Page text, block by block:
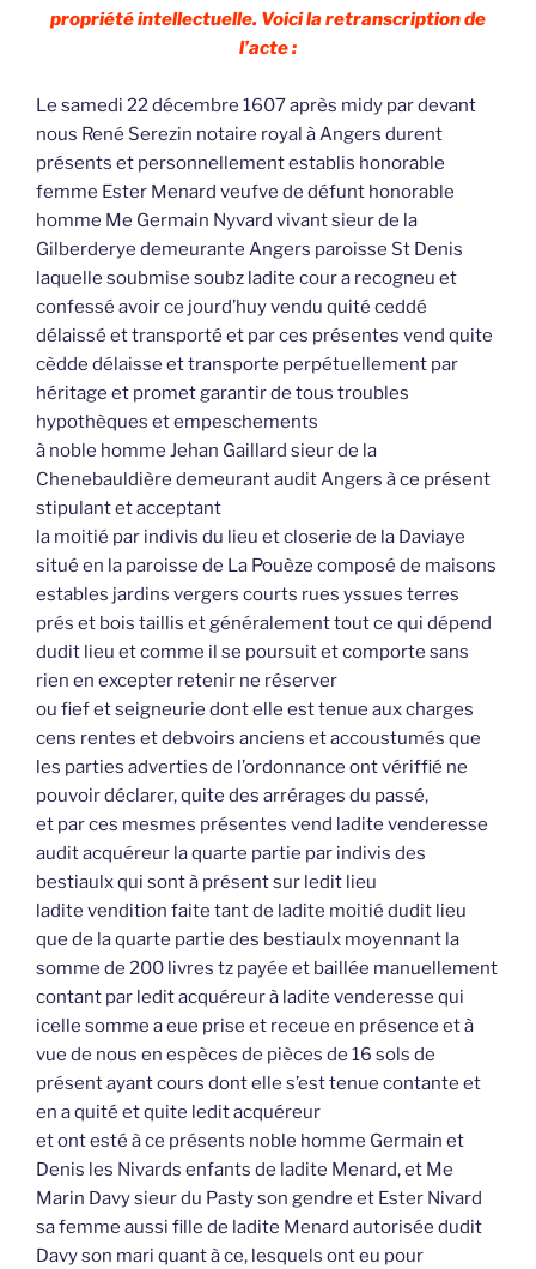
propriété intellectuelle. Voici la retranscription de
l’acte :
Le samedi 22 décembre 1607 après midy par devant
nous René Serezin notaire royal à Angers durent
présents et personnellement establis honorable
femme Ester Menard veufve de défunt honorable
homme Me Germain Nyvard vivant sieur de la
Gilberderye demeurante Angers paroisse St Denis
laquelle soubmise soubz ladite cour a recogneu et
confessé avoir ce jourd’huy vendu quité ceddé
délaissé et transporté et par ces présentes vend quite
cèdde délaisse et transporte perpétuellement par
héritage et promet garantir de tous troubles
hypothèques et empeschements
à noble homme Jehan Gaillard sieur de la
Chenebauldière demeurant audit Angers à ce présent
stipulant et acceptant
la moitié par indivis du lieu et closerie de la Daviaye
situé en la paroisse de La Pouèze composé de maisons
estables jardins vergers courts rues yssues terres
prés et bois taillis et généralement tout ce qui dépend
dudit lieu et comme il se poursuit et comporte sans
rien en excepter retenir ne réserver
ou fief et seigneurie dont elle est tenue aux charges
cens rentes et debvoirs anciens et accoustumés que
les parties adverties de l’ordonnance ont vériffié ne
pouvoir déclarer, quite des arrérages du passé,
et par ces mesmes présentes vend ladite venderesse
audit acquéreur la quarte partie par indivis des
bestiaulx qui sont à présent sur ledit lieu
ladite vendition faite tant de ladite moitié dudit lieu
que de la quarte partie des bestiaulx moyennant la
somme de 200 livres tz payée et baillée manuellement
contant par ledit acquéreur à ladite venderesse qui
icelle somme a eue prise et receue en présence et à
vue de nous en espèces de pièces de 16 sols de
présent ayant cours dont elle s’est tenue contante et
en a quité et quite ledit acquéreur
et ont esté à ce présents noble homme Germain et
Denis les Nivards enfants de ladite Menard, et Me
Marin Davy sieur du Pasty son gendre et Ester Nivard
sa femme aussi fille de ladite Menard autorisée dudit
Davy son mari quant à ce, lesquels ont eu pour